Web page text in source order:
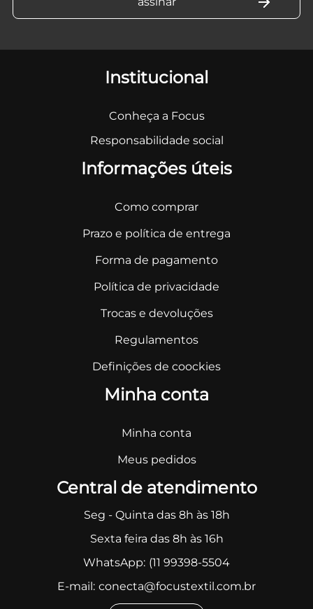
Institucional
Conheça a Focus
Responsabilidade social
Informações úteis
Como comprar
Prazo e política de entrega
Forma de pagamento
Política de privacidade
Trocas e devoluções
Regulamentos
Definições de coockies
Minha conta
Minha conta
Meus pedidos
Central de atendimento
Seg - Quinta das 8h às 18h
Sexta feira das 8h às 16h
WhatsApp: (11 99398-5504
E-mail: conecta@focustextil.com.br